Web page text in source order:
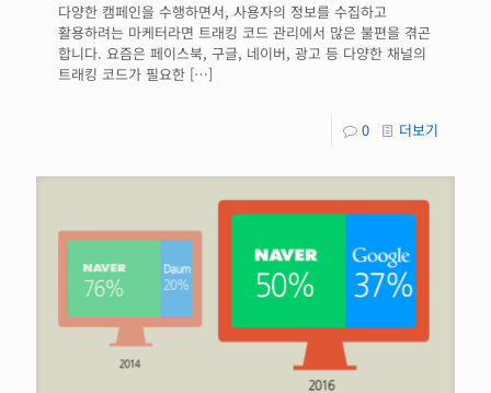
다양한 캠페인을 수행하면서, 사용자의 정보를 수집하고
활용하려는 마케터라면 트래킹 코드 관리에서 많은 불편을 겪곤
합니다. 요즘은 페이스북, 구글, 네이버, 광고 등 다양한 채널의
트래킹 코드가 필요한 […]
0 더보기